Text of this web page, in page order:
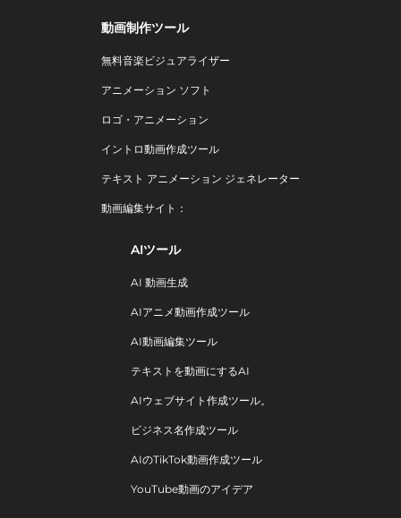
動画制作ツール
無料音楽ビジュアライザー
アニメーション ソフト
ロゴ・アニメーション
イントロ動画作成ツール
テキスト アニメーション ジェネレーター
動画編集サイト：
AIツール
AI 動画生成
AIアニメ動画作成ツール
AI動画編集ツール
テキストを動画にするAI
AIウェブサイト作成ツール。
ビジネス名作成ツール
AIのTikTok動画作成ツール
YouTube動画のアイデア